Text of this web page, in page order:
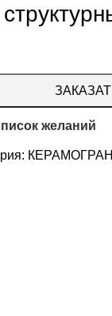
желаний